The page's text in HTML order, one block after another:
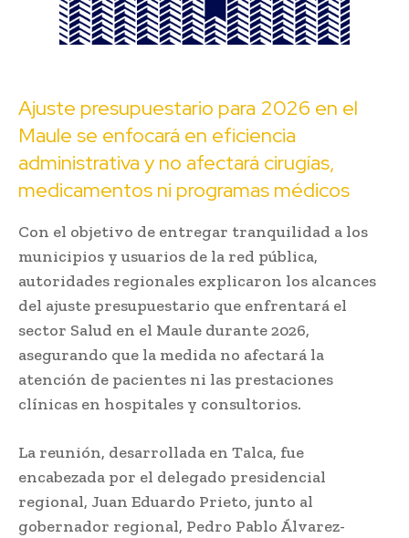
Ajuste presupuestario para 2026 en el
Maule se enfocará en eficiencia
administrativa y no afectará cirugías,
medicamentos ni programas médicos
Con el objetivo de entregar tranquilidad a los
municipios y usuarios de la red pública,
autoridades regionales explicaron los alcances
del ajuste presupuestario que enfrentará el
sector Salud en el Maule durante 2026,
asegurando que la medida no afectará la
atención de pacientes ni las prestaciones
clínicas en hospitales y consultorios.
La reunión, desarrollada en Talca, fue
encabezada por el delegado presidencial
regional, Juan Eduardo Prieto, junto al
gobernador regional, Pedro Pablo Álvarez-